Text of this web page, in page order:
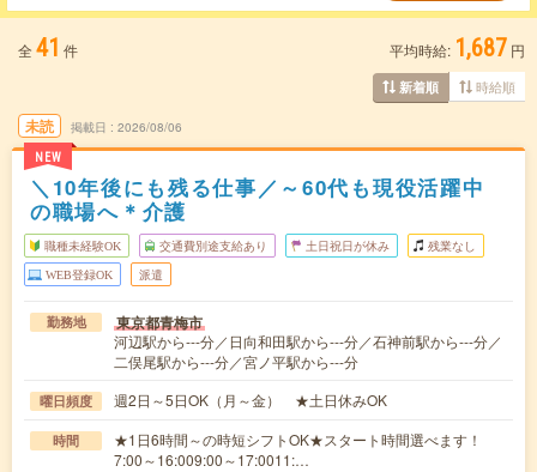
全 41 件 平均時給: 1,687 円
新着順 時給順
未読
NEW
掲載日 2026/08/06
＼10年後にも残る仕事／～60代も現役活躍中
の職場へ＊介護
職種未経験OK 交通費別途支給あり 土日祝日が休み 残業なし
WEB登録OK 派遣
勤務地 東京都青梅市
河辺駅から---分／日向和田駅から---分／石神前駅から---分／
二俣尾駅から---分／宮ノ平駅から---分
曜日頻度 週2日～5日OK（月～金） ★土日休みOK
時間
★1日6時間～の時短シフトOK★スタート時間選べます！
7:00～16:009:00～17:0011:…